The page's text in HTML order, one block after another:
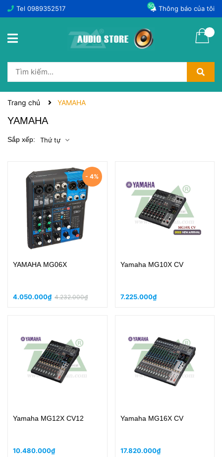
Tel 0989352517 Thông báo của tôi
50
Trang chủ YAMAHA
YAMAHA
Sắp xếp: Thứ tự
- 4%
YAMAHA MG06X
4.050.000₫ 4.232.000₫
Yamaha MG10X CV
7.225.000₫
Yamaha MG12X CV12
10.480.000₫
Yamaha MG16X CV
17.820.000₫